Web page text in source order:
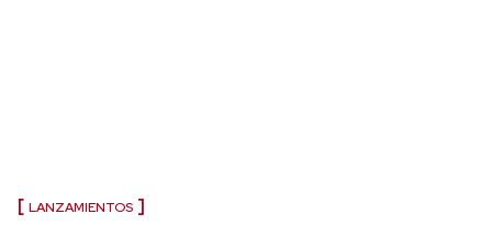
LANZAMIENTOS